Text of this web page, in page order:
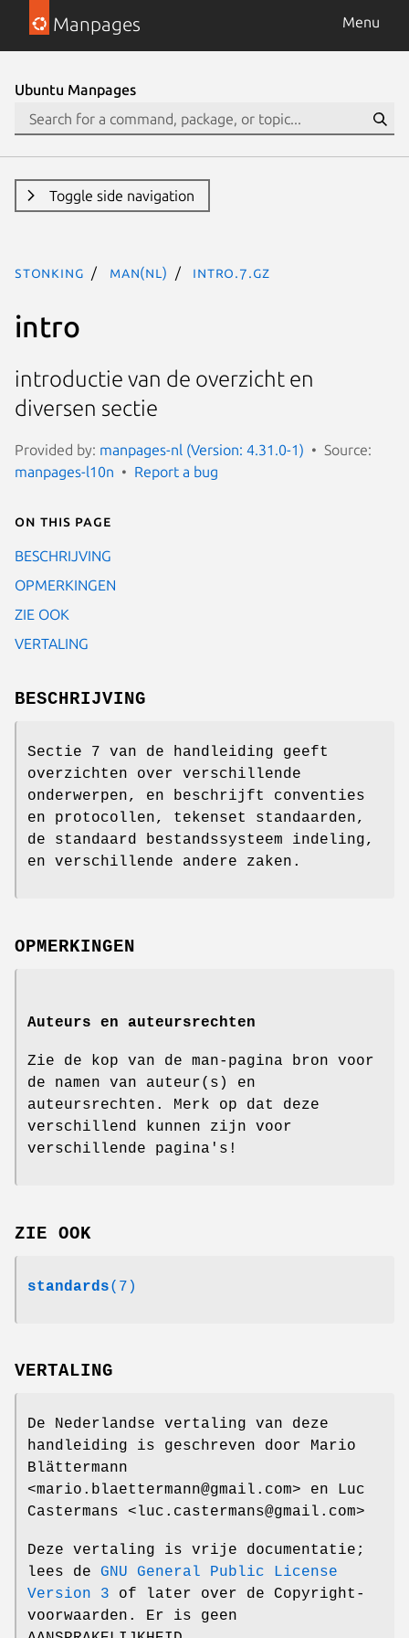
Manpages Menu
Ubuntu Manpages
Toggle side navigation
stonking man(nl) intro.7.gz
intro
introductie van de overzicht en
diversen sectie
Provided by: manpages-nl (Version: 4.31.0-1)
Source:
manpages-l10n
Report a bug
On this page
BESCHRIJVING
OPMERKINGEN
ZIE OOK
VERTALING
BESCHRIJVING
Sectie 7 van de handleiding geeft
overzichten over verschillende
onderwerpen, en beschrijft conventies
en protocollen, tekenset standaarden,
de standaard bestandssysteem indeling,
en verschillende andere zaken.
OPMERKINGEN
Auteurs en auteursrechten
Zie de kop van de man-pagina bron voor
de namen van auteur(s) en
auteursrechten. Merk op dat deze
verschillend kunnen zijn voor
verschillende pagina's!
ZIE OOK
standards(7)
VERTALING
De Nederlandse vertaling van deze
handleiding is geschreven door Mario
Blättermann
<mario.blaettermann@gmail.com> en Luc
Castermans <luc.castermans@gmail.com>
Deze vertaling is vrije documentatie;
lees de GNU General Public License
Version 3 of later over de Copyright-
voorwaarden. Er is geen